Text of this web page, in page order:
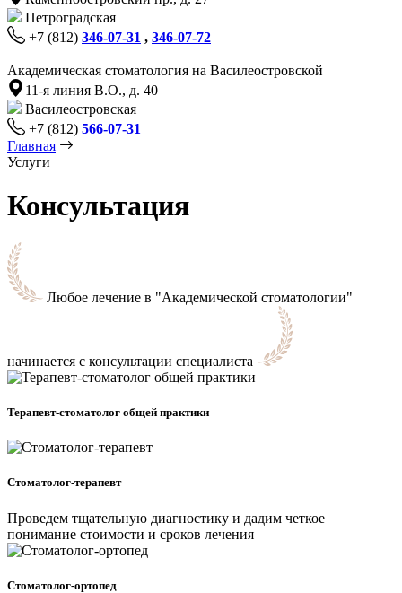
Петроградская
+7 (812) 346-07-31 , 346-07-72
Академическая стоматология на Василеостровской
11-я линия В.О., д. 40
Василеостровская
+7 (812) 566-07-31
Главная
Услуги
Консультация
Любое лечение в "Академической стоматологии"
начинается с консультации специалиста
Терапевт-стоматолог общей практики
Cтоматолог-терапевт
Проведем тщательную диагностику и дадим четкое
понимание стоимости и сроков лечения
Стоматолог-ортопед